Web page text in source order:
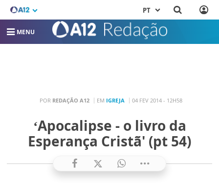
PT
MENU
POR REDAÇÃO A12 EM IGREJA 04 FEV 2014 - 12H58
‘Apocalipse - o livro da
Esperança Cristã' (pt 54)